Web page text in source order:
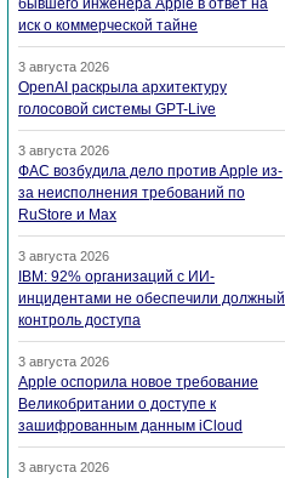
бывшего инженера Apple в ответ на
иск о коммерческой тайне
3 августа 2026
OpenAI раскрыла архитектуру
голосовой системы GPT-Live
3 августа 2026
ФАС возбудила дело против Apple из-
за неисполнения требований по
RuStore и Max
3 августа 2026
IBM: 92% организаций с ИИ-
инцидентами не обеспечили должный
контроль доступа
3 августа 2026
Apple оспорила новое требование
Великобритании о доступе к
зашифрованным данным iCloud
3 августа 2026